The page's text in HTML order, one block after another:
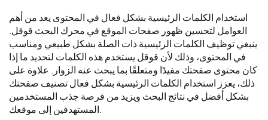
استخدام الكلمات الرئيسية بشكل فعال في المحتوى يعد من أهم
العوامل لتحسين ظهور صفحات الموقع في محرك البحث قوقل.
ينبغي توظيف الكلمات الرئيسية ذات الصلة بشكل طبيعي ومناسب
في المحتوى، وذلك لأن قوقل يستخدم هذه الكلمات لتحديد ما إذا
كان محتوى صفحتك مفيدًا ومتعلقًا بما يبحث عنه الزوار. علاوة على
ذلك، يعزز استخدام الكلمات الرئيسية بشكل فعال تصنيف صفحتك
بشكل أفضل في نتائج البحث ويزيد من فرصة جذب المستخدمين
المستهدفين إلى موقعك.